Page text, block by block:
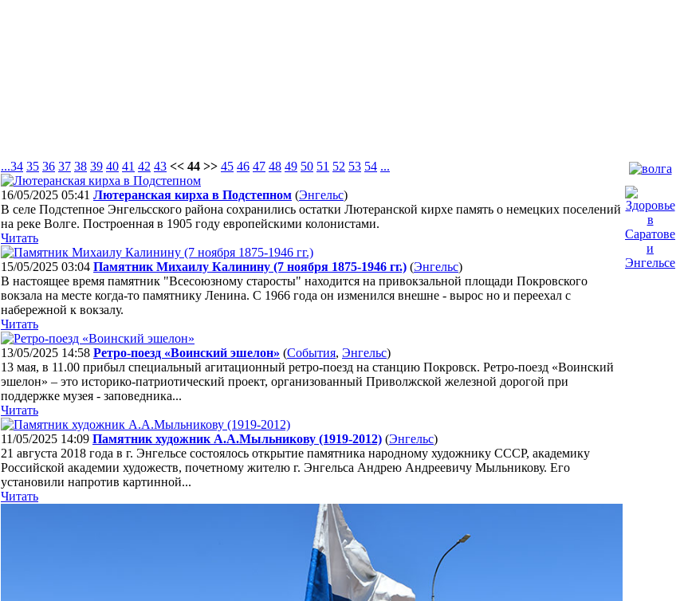
...34 35 36 37 38 39 40 41 42 43 << 44 >> 45 46 47 48 49 50 51 52 53 54 ...
16/05/2025 05:41 Лютеранская кирха в Подстепном (Энгельс)
В селе Подстепное Энгельсского района сохранились остатки Лютеранской кирхе память о немецких поселений
на реке Волге. Построенная в 1905 году европейскими колонистами.
Читать
15/05/2025 03:04 Памятник Михаилу Калинину (7 ноября 1875-1946 гг.) (Энгельс)
В настоящее время памятник "Всесоюзному старосты" находится на привокзальной площади Покровского
вокзала на месте когда-то памятнику Ленина. С 1966 года он изменился внешне - вырос но и переехал с
набережной к вокзалу.
Читать
13/05/2025 14:58 Ретро-поезд «Воинский эшелон» (События, Энгельс)
13 мая, в 11.00 прибыл специальный агитационный ретро-поезд на станцию Покровск. Ретро-поезд «Воинский
эшелон» – это историко-патриотический проект, организованный Приволжской железной дорогой при
поддержке музея - заповедника...
Читать
11/05/2025 14:09 Памятник художник А.А.Мыльникову (1919-2012) (Энгельс)
21 августа 2018 года в г. Энгельсе состоялось открытие памятника народному художнику СССР, академику
Российской академии художеств, почетному жителю г. Энгельса Андрею Андреевичу Мыльникову. Его
установили напротив картинной...
Читать